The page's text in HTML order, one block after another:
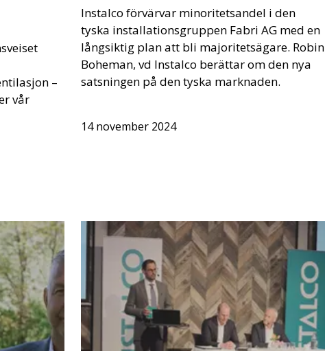
–
vår
Instalco förvärvar minoritetsandel i den
tyska installationsgruppen Fabri AG med en
långsiktig plan att bli majoritetsägare. Robin
Boheman, vd Instalco berättar om den nya
satsningen på den tyska marknaden.
14 november 2024